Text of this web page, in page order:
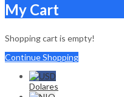
My Cart
Shopping cart is empty!
Continue Shopping
Dolares